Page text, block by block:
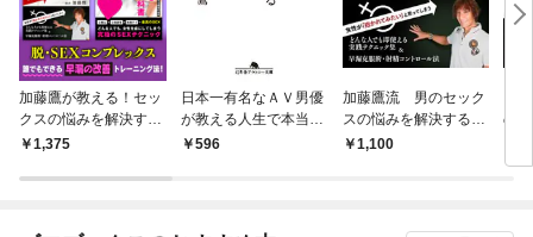
加藤鷹が教える！セッ
クスの悩みを解決する
22のアドバイス
1,375
日本一有名なＡＶ男優
が教える人生で本当に
役に立つ69の真実
596
加藤鷹流 男のセック
スの悩みを解決する
下半身強化術！～どん
1,100
の
女